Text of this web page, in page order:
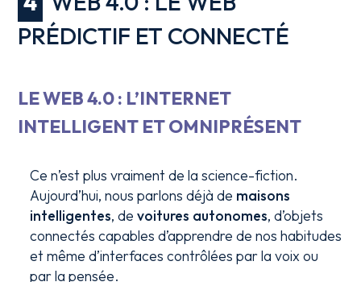
PRÉDICTIF ET CONNECTÉ
LE WEB 4.0 : L’INTERNET
INTELLIGENT ET OMNIPRÉSENT
Ce n’est plus vraiment de la science-fiction.
Aujourd’hui, nous parlons déjà de maisons
intelligentes, devoitures autonomes, d’objets
connectés capables d’apprendre de nos habitudes
et même d’interfaces contrôlées par la voix ou
par la pensée.